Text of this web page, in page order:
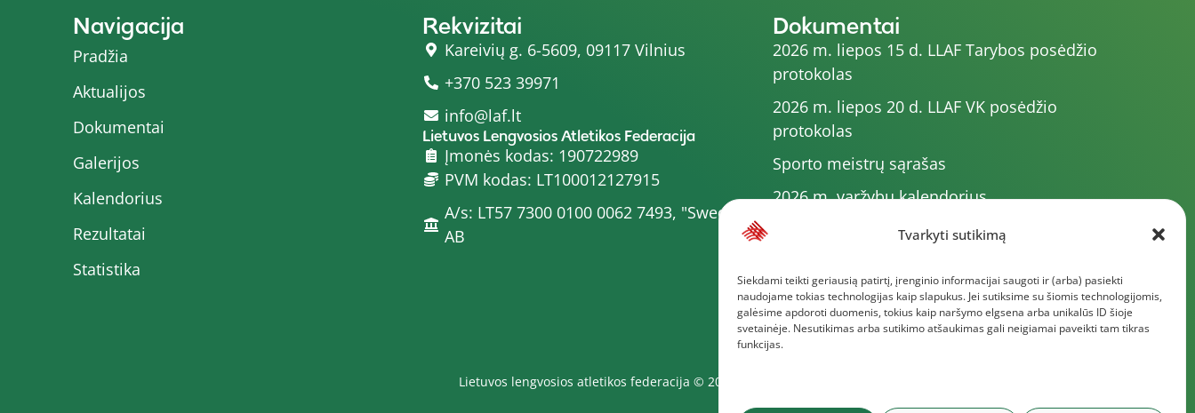
Tvarkyti sutikimą
Siekdami teikti geriausią patirtį, įrenginio informacijai saugoti ir (arba) pasiekti
naudojame tokias technologijas kaip slapukus. Jei sutiksime su šiomis technologijomis,
galėsime apdoroti duomenis, tokius kaip naršymo elgsena arba unikalūs ID šioje
svetainėje. Nesutikimas arba sutikimo atšaukimas gali neigiamai paveikti tam tikras
funkcijas.
Navigacija
Pradžia
Aktualijos
Dokumentai
Galerijos
Kalendorius
Rezultatai
Statistika
Rekvizitai
Kareivių g. 6-5609, 09117 Vilnius
+370 523 39971
info@laf.lt
Lietuvos Lengvosios Atletikos Federacija
Įmonės kodas: 190722989
PVM kodas: LT100012127915
A/s: LT57 7300 0100 0062 7493, "Swedbank"
AB
Dokumentai
2026 m. liepos 15 d. LLAF Tarybos posėdžio
protokolas
2026 m. liepos 20 d. LLAF VK posėdžio
protokolas
Sporto meistrų sąrašas
2026 m. varžybų kalendorius
2026 m. liepos 4 d. LLAF Tarybos posėdžio
2025 m. liepos 1 d. VK posėdžio protokolas
Daugiau dokumentų
Lietuvos lengvosios atletikos federacija © 2025